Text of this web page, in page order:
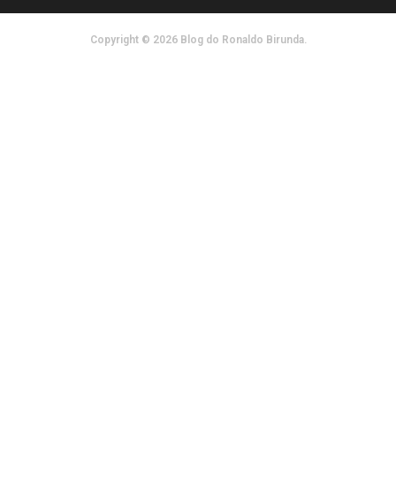
Copyright © 2026 Blog do Ronaldo Birunda.